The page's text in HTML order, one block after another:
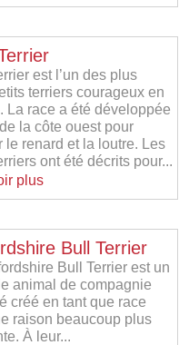
est l’un des plus
terriers courageux en
La race a été développée
la côte ouest pour
le renard et la loutre. Les
ont été décrits pour...
plus
Bull Terrier
Bull Terrier est un
animal de compagnie
créé en tant que race
raison beaucoup plus
À leur...